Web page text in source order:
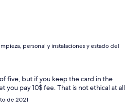
nightlife. This hotel truly offers
full of life — Port Nature is the
personal y instalaciones y estado del
five, but if you keep the card in the
you pay 10$ fee. That is not ethical at all
de 2021